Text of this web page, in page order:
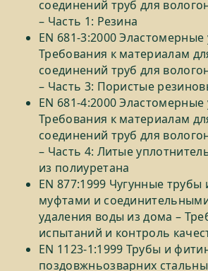
соединений труб для
– Часть 1: Резина
EN 681-3:2000 Эластомерные
Требования к материалам
соединений труб для
– Часть 3: Пористые
EN 681-4:2000 Эластомерные
Требования к материалам
соединений труб для
– Часть 4: Литые
из полиуретана
EN 877:1999 Чугунные трубы
муфтами и
удаления воды из дома –
испытаний и контроль
EN 1123-1:1999 Трубы и
поздовжньозварних